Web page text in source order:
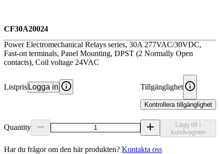
CF30A20024
Power Electromechanical Relays series, 30A 277VAC/30VDC,
Fast-on terminals, Panel Mounting, DPST (2 Normally Open
contacts), Coil voltage 24VAC
Listpris Logga in Tillgänglighet
Kontrollera tillgänglighet
Quantity
Lägg till i
kundvagnen
Har du frågor om den här produkten? Kontakta oss